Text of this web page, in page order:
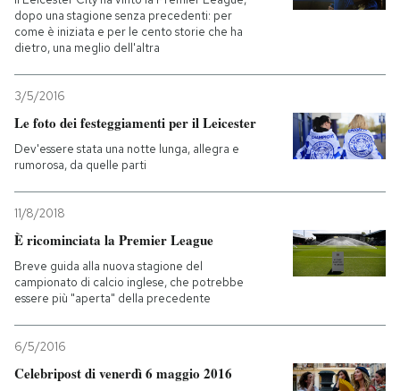
dopo una stagione senza precedenti: per
come è iniziata e per le cento storie che ha
dietro, una meglio dell'altra
3/5/2016
Le foto dei festeggiamenti per il Leicester
Dev'essere stata una notte lunga, allegra e
rumorosa, da quelle parti
11/8/2018
È ricominciata la Premier League
Breve guida alla nuova stagione del
campionato di calcio inglese, che potrebbe
essere più "aperta" della precedente
6/5/2016
Celebripost di venerdì 6 maggio 2016